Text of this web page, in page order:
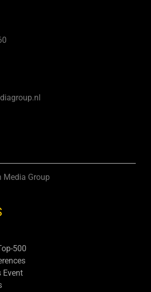
Group
500
Event